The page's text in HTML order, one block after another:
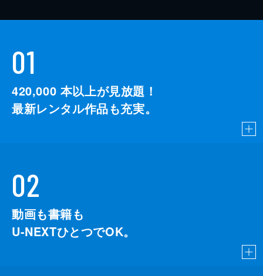
01
420,000 本以上が見放題！
最新レンタル作品も充実。
02
動画も書籍も
U-NEXTひとつでOK。